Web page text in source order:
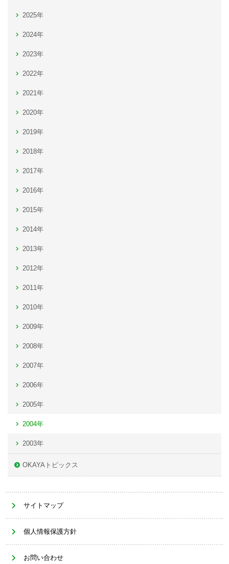
2025年
2024年
2023年
2022年
2021年
2020年
2019年
2018年
2017年
2016年
2015年
2014年
2013年
2012年
2011年
2010年
2009年
2008年
2007年
2006年
2005年
2004年
2003年
OKAYAトピックス
サイトマップ
個人情報保護方針
お問い合わせ